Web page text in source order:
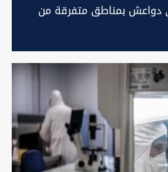
دواعش بمناطق متفرقة من